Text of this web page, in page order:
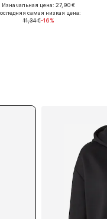
Доступные размеры: S, M
в корзину
Изначальная цена: 27,90 €
самая низкая цена:
11,34 €-16%